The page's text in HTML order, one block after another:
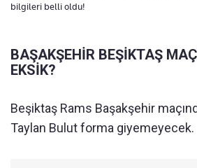
bilgileri belli oldu!
BAŞAKŞEHİR BEŞİKTAŞ
EKSİK?
Beşiktaş Rams Başakşehir
Taylan Bulut forma giyemeyecek.